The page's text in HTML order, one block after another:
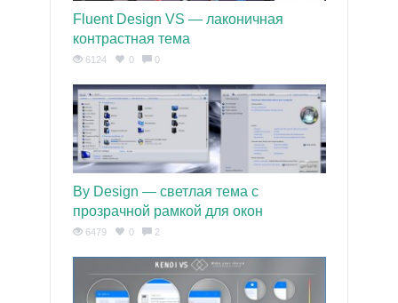
Fluent Design VS — лаконичная
контрастная тема
6124 0 0
By Design — светлая тема с
прозрачной рамкой для окон
6479 0 2